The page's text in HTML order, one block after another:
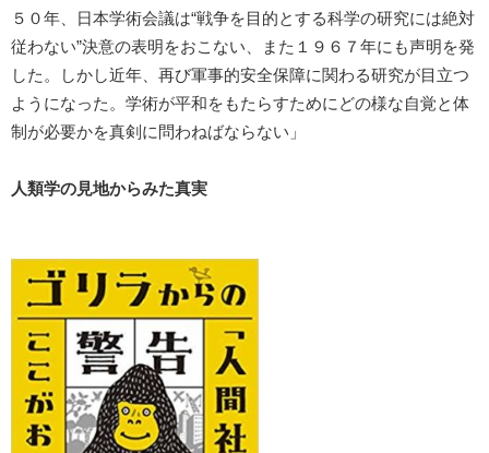
５０年、日本学術会議は“戦争を目的とする科学の研究には絶対
従わない”決意の表明をおこない、また１９６７年にも声明を発
した。しかし近年、再び軍事的安全保障に関わる研究が目立つ
ようになった。学術が平和をもたらすためにどの様な自覚と体
制が必要かを真剣に問わねばならない」
人類学の見地からみた真実